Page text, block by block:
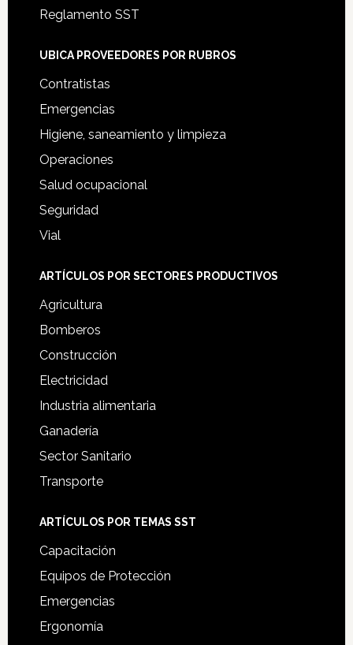
Reglamento SST
UBICA PROVEEDORES POR RUBROS
Contratistas
Emergencias
Higiene, saneamiento y limpieza
Operaciones
Salud ocupacional
Seguridad
Vial
ARTÍCULOS POR SECTORES PRODUCTIVOS
Agricultura
Bomberos
Construcción
Electricidad
Industria alimentaria
Ganadería
Sector Sanitario
Transporte
ARTÍCULOS POR TEMAS SST
Capacitación
Equipos de Protección
Emergencias
Ergonomía